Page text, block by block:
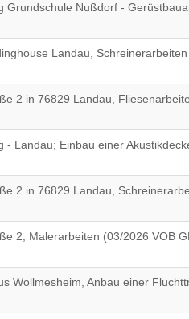
Grundschule Nußdorf -
Landau,
2 in 76829 Landau,
- Landau; Einbau einer
2 in 76829 Landau,
2, Malerarbeiten (03/2026 VOB
Wollmesheim, Anbau einer